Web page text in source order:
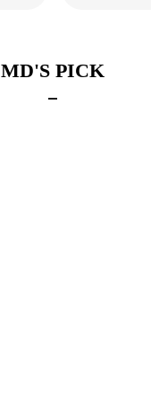
MD'S PICK